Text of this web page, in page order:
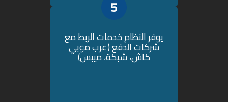
5
يوفر النظام خدمات الربط مع
شركات الدفع (عرب موبي
كاش، شبكة، ميبس)